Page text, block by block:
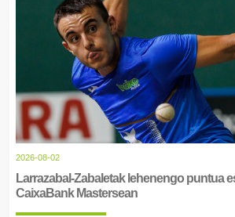
2026-08-02
Larrazabal-Zabaletak lehenengo puntua
CaixaBank Mastersean